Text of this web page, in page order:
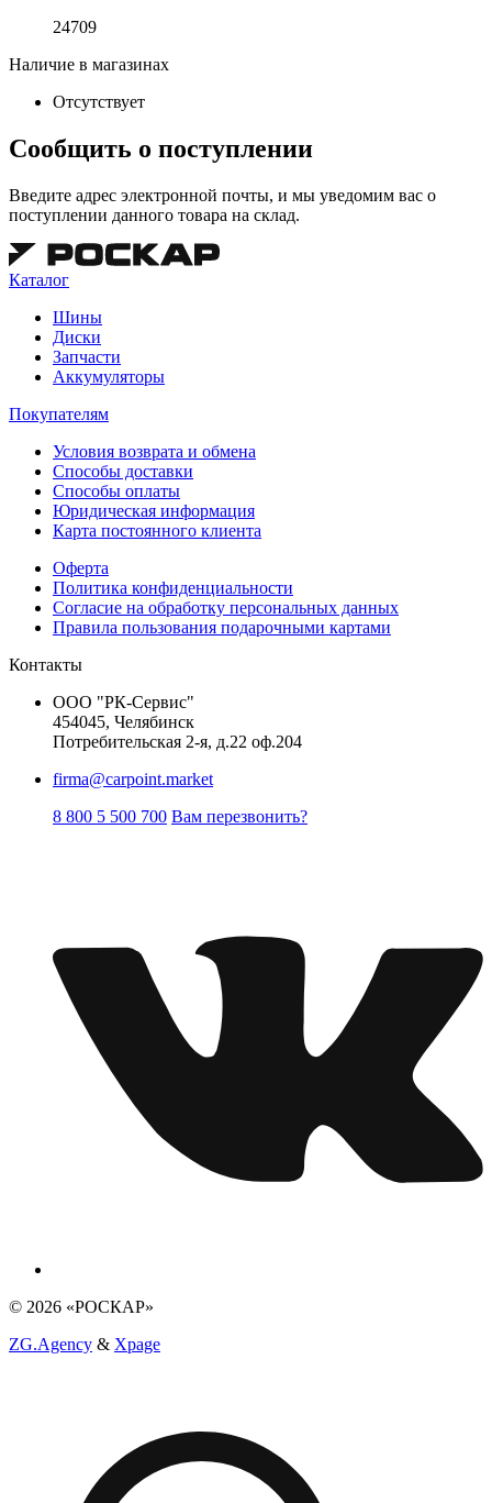
24709
Наличие в магазинах
Отсутствует
Сообщить о поступлении
Введите адрес электронной почты, и мы уведомим вас о
поступлении данного товара на склад.
Каталог
Шины
Диски
Запчасти
Аккумуляторы
Покупателям
Условия возврата и обмена
Способы доставки
Способы оплаты
Юридическая информация
Карта постоянного клиента
Оферта
Политика конфиденциальности
Согласие на обработку персональных данных
Правила пользования подарочными картами
Контакты
ООО "РК-Сервис"
454045, Челябинск
Потребительская 2-я, д.22 оф.204
firma@carpoint.market
8 800 5 500 700 Вам перезвонить?
© 2026 «РОСКАР»
ZG.Agency & Xpage